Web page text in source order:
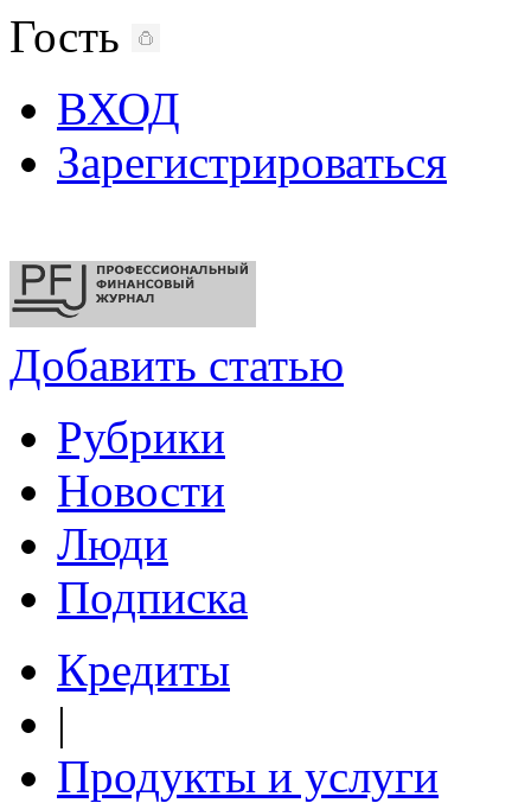
Гость
ВХОД
Зарегистрироваться
Добавить статью
Рубрики
Новости
Люди
Подписка
Кредиты
|
Продукты и услуги